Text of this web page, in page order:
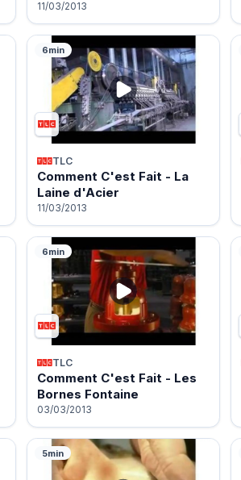
11/03/2013
6min
TLC
Comment C'est Fait - La
Laine d'Acier
11/03/2013
6min
TLC
Comment C'est Fait - Les
Bornes Fontaine
03/03/2013
5min